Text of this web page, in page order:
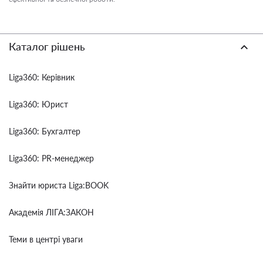
Каталог рішень
Liga360: Керівник
Liga360: Юрист
Liga360: Бухгалтер
Liga360: PR-менеджер
Знайти юриста Liga:BOOK
Академія ЛІГА:ЗАКОН
Теми в центрі уваги